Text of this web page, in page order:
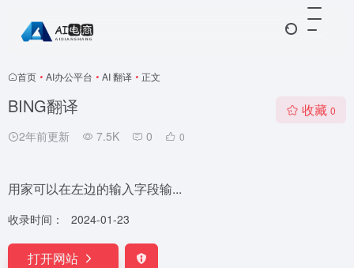
首页 • AI办公平台 • AI 翻译 • 正文
BING翻译
2年前更新 7.5K 0 0
收藏 0
用家可以在左边的输入字段输...
收录时间： 2024-01-23
打开网站